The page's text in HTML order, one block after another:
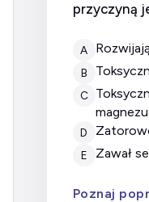
przyczyną
A
B
C
toksyczne działanie siarczanu
magnezu
D
E zawał
Poznaj